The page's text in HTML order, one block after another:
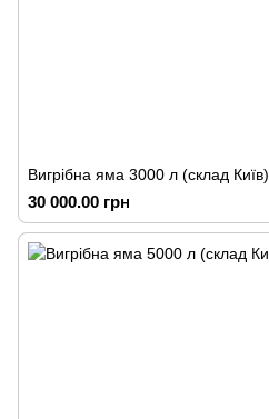
Вигрібна яма 3000 л (склад Київ)
30 000.00 грн